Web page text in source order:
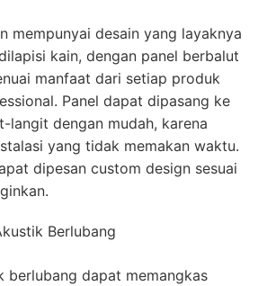
mempunyai desain yang layaknya
kain, dengan panel berbalut
manfaat dari setiap produk
Panel dapat dipasang ke
langit dengan mudah, karena
yang tidak memakan waktu.
dipesan custom design sesuai
Berlubang
berlubang dapat memangkas